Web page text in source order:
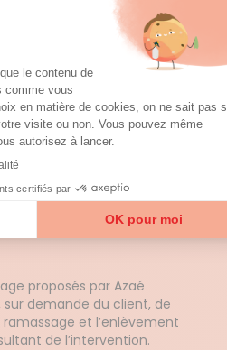
d’aide à domicile.
nos services ?
Trouver mon agence
qui intervient chez moi
l'élimination des déchets
proposés par Azaé
demande du client, de
et l’enlèvement
de l’intervention.